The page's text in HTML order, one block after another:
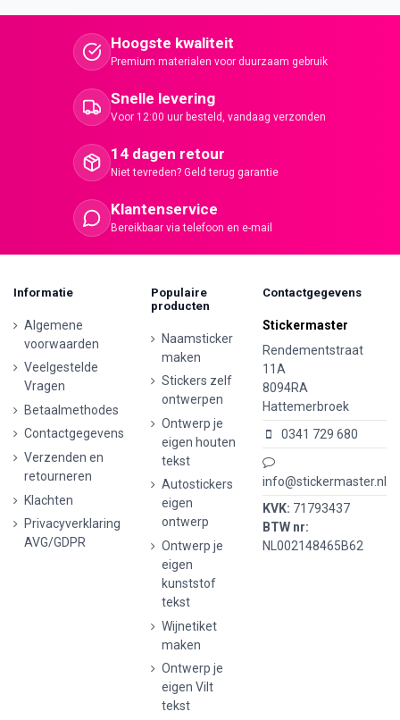
Hoogste kwaliteit
Premium materialen voor duurzaam gebruik
Snelle levering
Voor 12:00 uur besteld, vandaag verzonden
14 dagen retour
Niet tevreden? Geld terug garantie
Klantenservice
Bereikbaar via telefoon en e-mail
Informatie
Algemene
voorwaarden
Veelgestelde
Vragen
Betaalmethodes
Contactgegevens
Verzenden en
retourneren
Klachten
Privacyverklaring
AVG/GDPR
Populaire
producten
Naamsticker
maken
Stickers zelf
ontwerpen
Ontwerp je
eigen houten
tekst
Autostickers
eigen
ontwerp
Ontwerp je
eigen
kunststof
tekst
Wijnetiket
maken
Ontwerp je
eigen Vilt
tekst
Contactgegevens
Stickermaster
Rendementstraat
11A
8094RA
Hattemerbroek
0341 729 680
info@stickermaster.nl
KVK: 71793437
BTW nr:
NL002148465B62